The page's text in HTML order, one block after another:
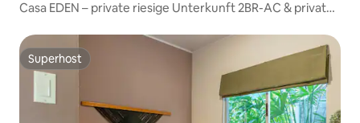
Casa EDEN – private riesige Unterkunft 2BR-AC & privater
Superhost
Superhost